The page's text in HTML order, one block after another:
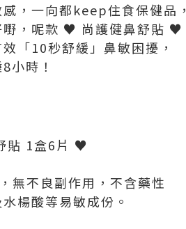
，一向都keep住食保健品，
嘢，呢款 ♥ 尚護健鼻舒貼 ♥
「10秒舒緩」鼻敏困擾，
小時！
貼 1盒6片 ♥
無不良副作用，不含藥性
楊酸等易敏成份。